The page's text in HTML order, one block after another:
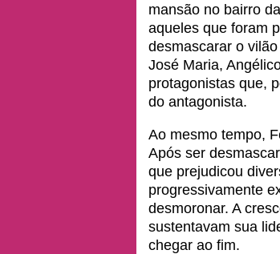
mansão no bairro
aqueles que foram
desmascarar o
José Maria,
protagonistas que,
do antagonista.
Ao mesmo tempo,
Após ser
que prejudicou
progressivamente
desmoronar. A
sustentavam sua
chegar ao fim.